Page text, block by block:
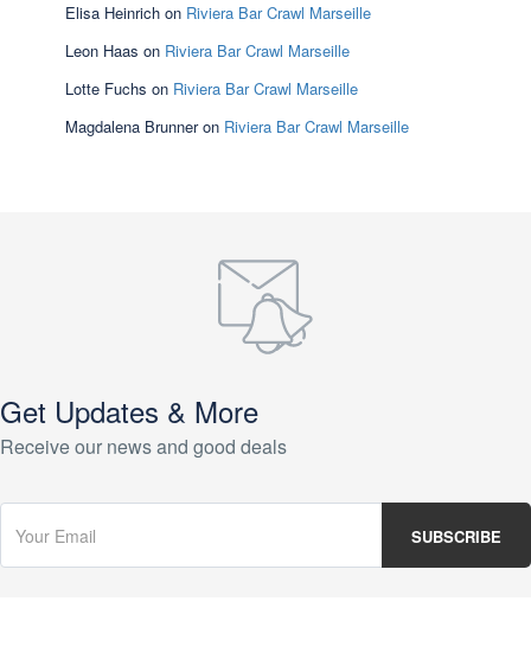
Elisa Heinrich on Riviera Bar Crawl Marseille
Leon Haas on Riviera Bar Crawl Marseille
Lotte Fuchs on Riviera Bar Crawl Marseille
Magdalena Brunneron Riviera Bar Crawl Marseille
Get Updates & More
Receive our news and good deals